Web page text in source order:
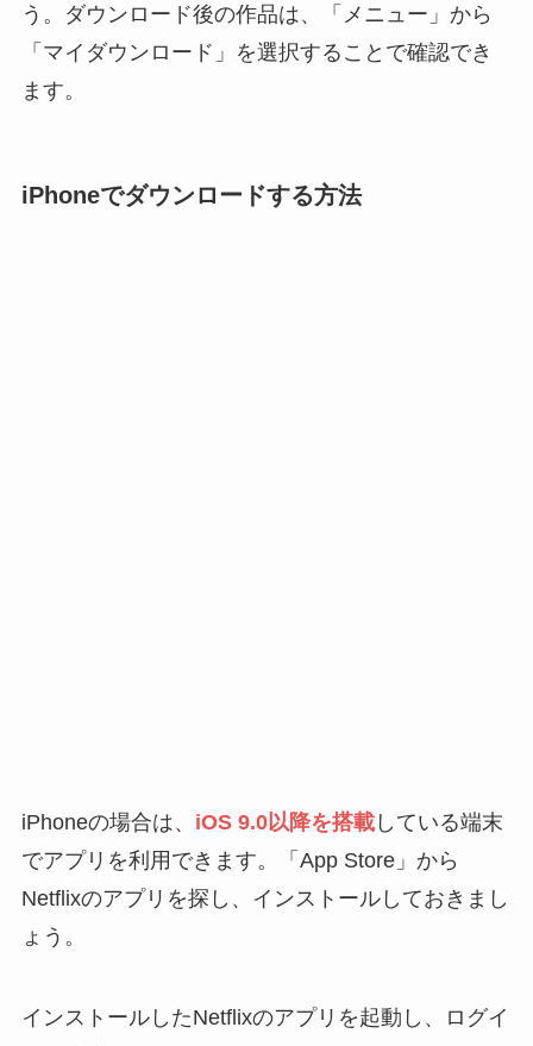
う。ダウンロード後の作品は、「メニュー」から
「マイダウンロード」を選択することで確認でき
ます。
iPhoneでダウンロードする方法
iPhoneの場合は、 iOS 9.0以降を搭載している端末
でアプリを利用できます。「App Store」から
Netflixのアプリを探し、インストールしておきまし
ょう。
インストールしたNetflixのアプリを起動し、ログイ